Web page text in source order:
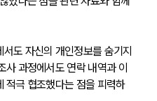
도 자신의 개인정보를 숨기지
사 과정에서도 연락 내역과 이
적극 협조했다는 점을 피력하